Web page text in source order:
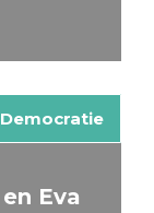
Democratie
Eva